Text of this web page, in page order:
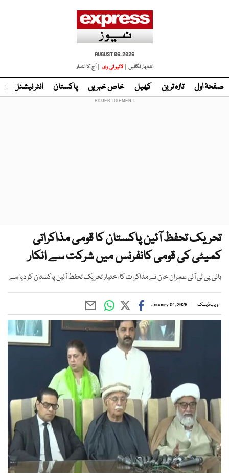
AUGUST 06, 2026
اشتہار لگائیں |
لائیو ٹی وی | آج کا اخبار
صفحۂ اول تازہ ترین کھیل خاص خبریں پاکستان انٹر نیشنل
تحریک تحفظ آئین پاکستان کا قومی مذاکراتی
کمیٹی کی قومی کانفرنس میں شرکت سے انکار
بانی پی ٹی آئی عمران خان نے مذاکرات کا اختیار تحریک تحفظ آئین پاکستان کو دیا ہے
ویب ڈیسک January 04, 2026